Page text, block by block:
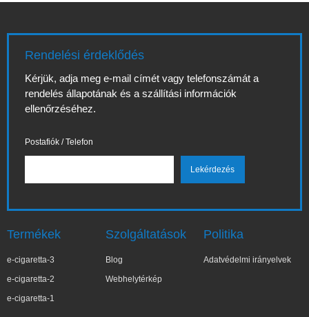
Rendelési érdeklődés
Kérjük, adja meg e-mail címét vagy telefonszámát a
rendelés állapotának és a szállítási információk
ellenőrzéséhez.
Postafiók / Telefon
Termékek
e-cigaretta-3
e-cigaretta-2
e-cigaretta-1
Szolgáltatások
Blog
Webhelytérkép
Politika
Adatvédelmi irányelvek